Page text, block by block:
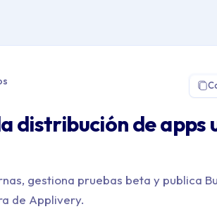
distribución de apps
gestiona pruebas beta y publica
de Applivery.